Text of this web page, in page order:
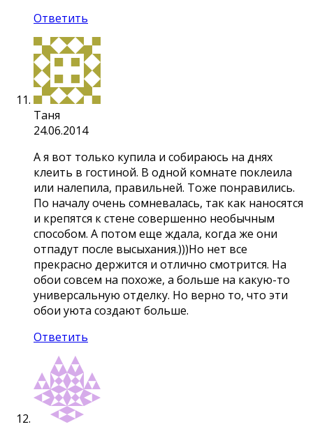
Ответить
Таня
24.06.2014
А я вот только купила и собираюсь на днях
клеить в гостиной. В одной комнате поклеила
или налепила, правильней. Тоже понравились.
По началу очень сомневалась, так как наносятся
и крепятся к стене совершенно необычным
способом. А потом еще ждала, когда же они
отпадут после высыхания.)))Но нет все
прекрасно держится и отлично смотрится. На
обои совсем на похоже, а больше на какую-то
универсальную отделку. Но верно то, что эти
обои уюта создают больше.
Ответить